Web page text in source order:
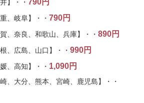
】・・ 790円
、岐阜】・・ 790円
、奈良、和歌山、兵庫】・・ 890円
、広島、山口】・・ 990円
、高知】・・ 1,090円
、大分、熊本、宮崎、鹿児島】・・